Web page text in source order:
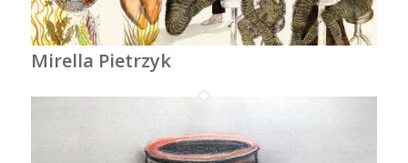
Mirella Pietrzyk